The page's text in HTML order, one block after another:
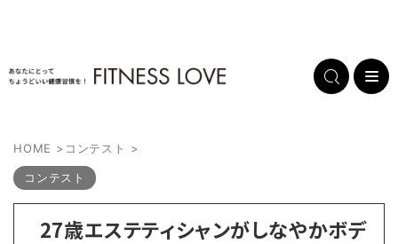
HOME > コンテスト >
コンテスト
27歳エステティシャンがしなやかボデ